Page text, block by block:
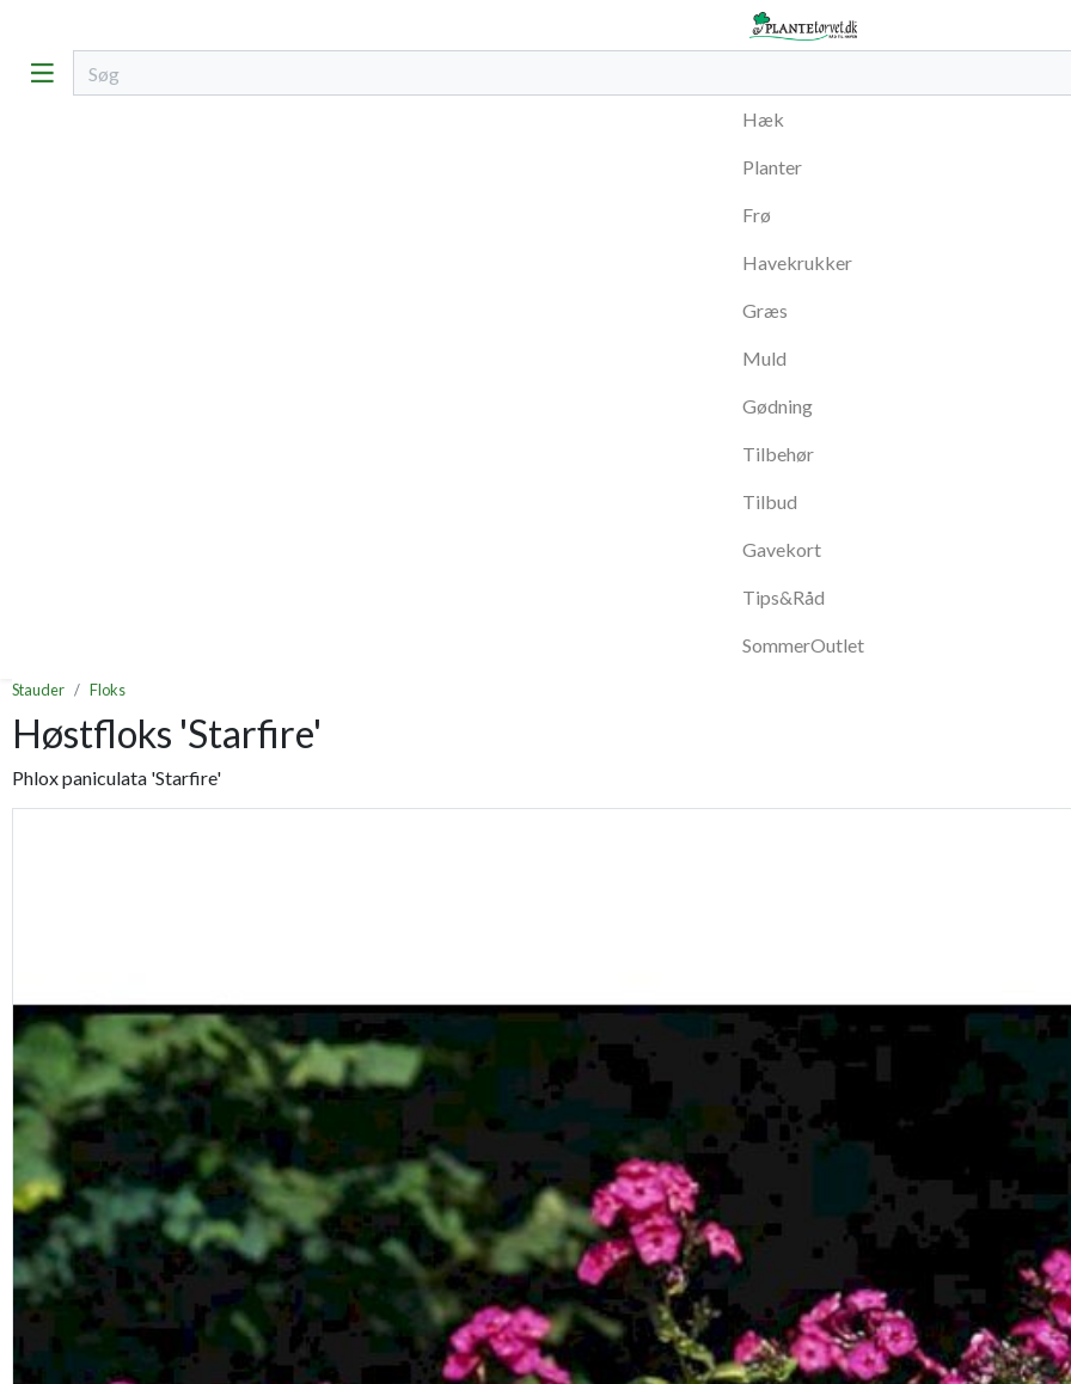
Hæk
Planter
Frø
Havekrukker
Græs
Muld
Gødning
Tilbehør
Tilbud
Gavekort
Tips&Råd
SommerOutlet
Stauder Floks
Høstfloks 'Starfire'
Phlox paniculata 'Starfire'